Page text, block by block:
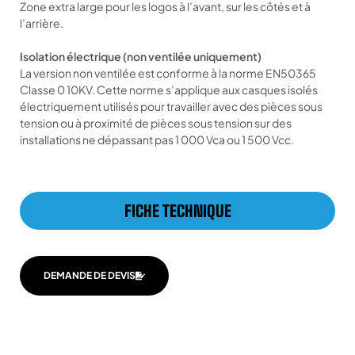
Zone extra large pour les logos à l’avant, sur les côtés et à
l’arrière.
Isolation électrique (non ventilée uniquement)
La version non ventilée est conforme à la norme EN50365
Classe 0 10KV. Cette norme s’applique aux casques isolés
électriquement utilisés pour travailler avec des pièces sous
tension ou à proximité de pièces sous tension sur des
installations ne dépassant pas 1 000 Vca ou 1 500 Vcc.
FICHE TECHNIQUE
DEMANDE DE DEVIS